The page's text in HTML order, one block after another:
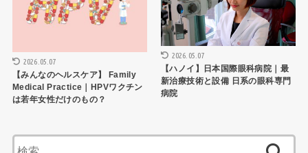
2026.05.07
【みんなのヘルスケア】 Family
Medical Practice｜HPVワクチン
は若年女性だけのもの？
2026.05.07
【ハノイ】日本国際眼科病院｜最
新治療技術と設備 日系の眼科専門
病院